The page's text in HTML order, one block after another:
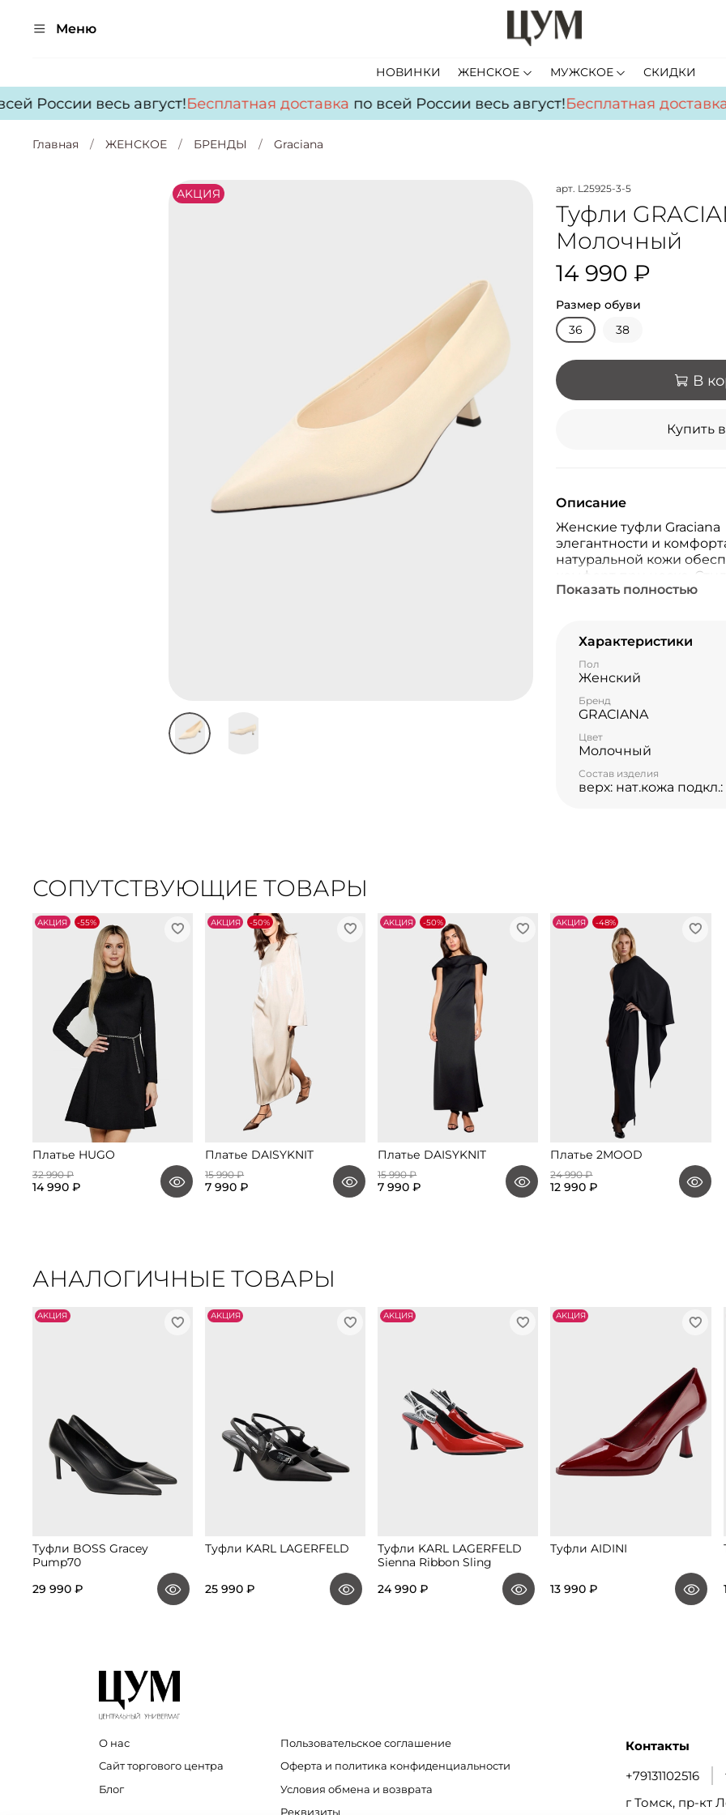
Меню
НОВИНКИ ЖЕНСКОЕ МУЖСКОЕ СКИДКИ
России весь август!Бесплатная доставкапо всей России весь август!Бесплатная доставка
Главная ЖЕНСКОЕ БРЕНДЫ Graciana
АKЦИЯ арт. L25925-3-5
Туфли
Молочный
14 990 ₽
Размер обуви
36
38
В
Купить
Описание
Женские туфли
элегантности и
натуральной кожи
комфорт при носке.
для деловых встреч, так
Показать полностью
Характеристики
Пол
Женский
Бренд
GRACIANA
Цвет
Молочный
Состав изделия
верх: нат.кожа
СОПУТСТВУЮЩИЕ ТОВАРЫ
АKЦИЯ -55%
Платье HUGO
32 990 ₽
14 990 ₽
АKЦИЯ -50%
Платье DAISYKNIT
15 990 ₽
7 990 ₽
АKЦИЯ -50%
Платье DAISYKNIT
15 990 ₽
7 990 ₽
АKЦИЯ -48%
Платье 2MOOD
24 990 ₽
12 990 ₽
АНАЛОГИЧНЫЕ ТОВАРЫ
АKЦИЯ
Туфли BOSS Gracey
Pump70
29 990 ₽
АKЦИЯ
Туфли KARL LAGERFELD
25 990 ₽
АKЦИЯ
Туфли KARL LAGERFELD
Sienna Ribbon Sling
24 990 ₽
АKЦИЯ
Туфли AIDINI
13 990 ₽
О нас
Сайт торгового центра
Блог
Пользовательское соглашение
Оферта и политика конфиденциальности
Условия обмена и возврата
Реквизиты
Контакты
+79131102516
г Томск, пр-кт